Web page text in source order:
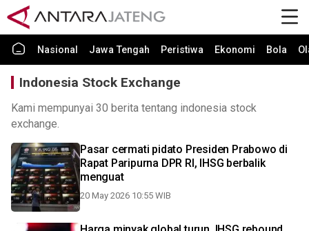
Nasional Jawa Tengah Peristiwa Ekonomi Bola
Indonesia Stock Exchange
Kami mempunyai 30 berita tentang indonesia stock
exchange.
Pasar cermati pidato Presiden Prabowo di
Rapat Paripurna DPR RI, IHSG berbalik
menguat
20 May 2026 10:55 WIB